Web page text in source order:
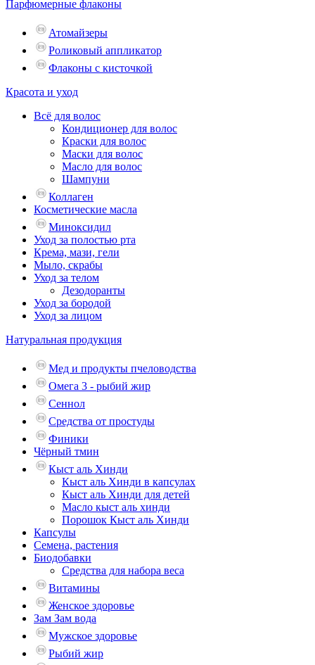
Парфюмерные флаконы
Атомайзеры
Роликовый аппликатор
Флаконы с кисточкой
Красота и уход
Всё для волос
Кондиционер для волос
Краски для волос
Маски для волос
Масло для волос
Шампуни
Коллаген
Косметические масла
Миноксидил
Уход за полостью рта
Крема, мази, гели
Мыло, скрабы
Уход за телом
Дезодоранты
Уход за бородой
Уход за лицом
Натуральная продукция
Мед и продукты пчеловодства
Омега 3 - рыбий жир
Сеннол
Средства от простуды
Финики
Чёрный тмин
Кыст аль Хинди
Кыст аль Хинди в капсулах
Кыст аль Хинди для детей
Масло кыст аль хинди
Порошок Кыст аль Хинди
Капсулы
Семена, растения
Биодобавки
Средства для набора веса
Витамины
Женское здоровье
Зам Зам вода
Мужское здоровье
Рыбий жир